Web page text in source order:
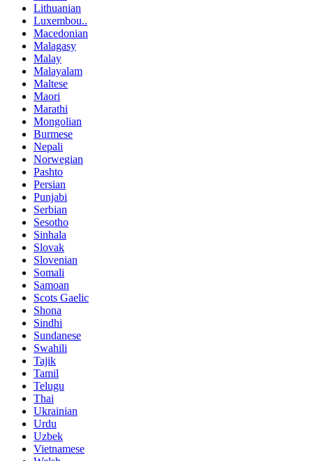
Lithuanian
Luxembou..
Macedonian
Malagasy
Malay
Malayalam
Maltese
Maori
Marathi
Mongolian
Burmese
Nepali
Norwegian
Pashto
Persian
Punjabi
Serbian
Sesotho
Sinhala
Slovak
Slovenian
Somali
Samoan
Scots Gaelic
Shona
Sindhi
Sundanese
Swahili
Tajik
Tamil
Telugu
Thai
Ukrainian
Urdu
Uzbek
Vietnamese